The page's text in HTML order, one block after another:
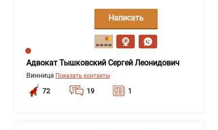
Адвокат Тышковский Сергей Леонидович
Винница Показать контакты
72 19 1
Написать
сообщение